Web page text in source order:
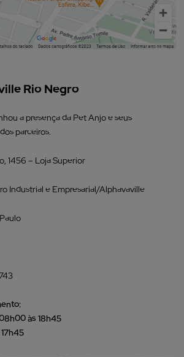
Rio Negro
a presença da Pet Anjo e seus
parceiros.
1456 – Loja Superior
Industrial e Empresarial/Alphavaville
às 18h45